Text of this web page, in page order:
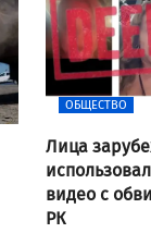
ОБЩЕСТВО
Лица
видео с
РК